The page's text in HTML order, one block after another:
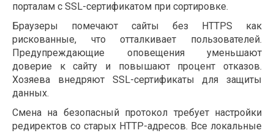
порталам с SSL-сертификатом при сортировке.
Браузеры помечают сайты без HTTPS как
рискованные, что отталкивает пользователей.
Предупреждающие оповещения уменьшают
доверие к сайту и повышают процент отказов.
Хозяева внедряют SSL-сертификаты для защиты
данных.
Смена на безопасный протокол требует настройки
редиректов со старых HTTP-адресов. Все локальные